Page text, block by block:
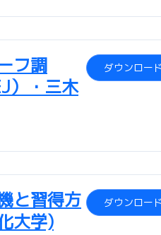
フ調
）・三木
ダウンロー
と習得方
大学)
ダウンロー